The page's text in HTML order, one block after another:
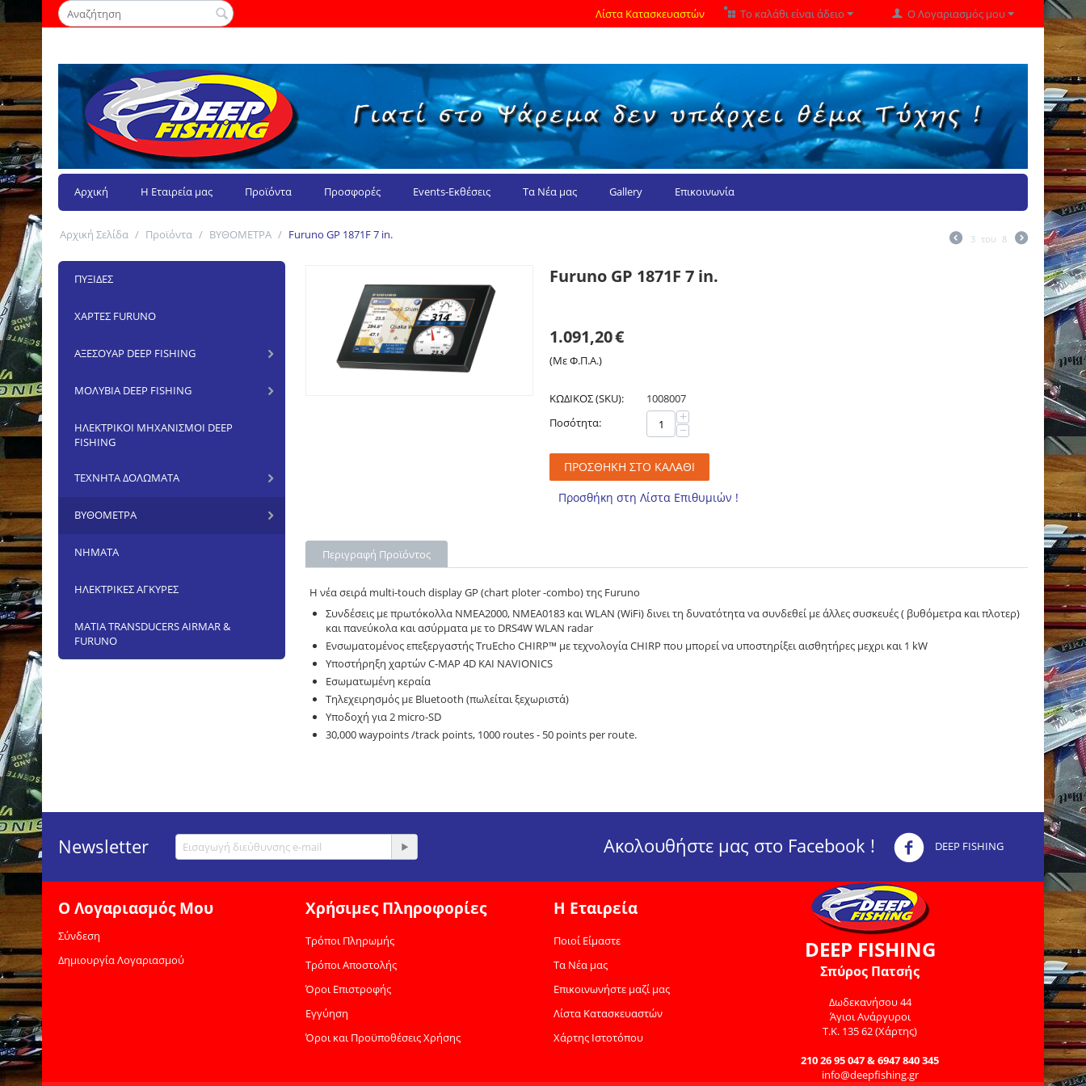
Ο Λογαριασμός μου
Το καλάθι είναι άδειο
Λίστα Κατασκευαστών
Αρχική Η Εταιρεία μας Προϊόντα Προσφορές Events-Εκθέσεις Τα Νέα μας Gallery Επικοινωνία
Αρχική Σελίδα / Προϊόντα / ΒΥΘΟΜΕΤΡΑ / Furuno GP 1871F 7 in. 3 του 8
ΠΥΞΙΔΕΣ
ΧΑΡΤΕΣ FURUNO
ΑΞΕΣΟΥΑΡ DEEP FISHING
ΜΟΛΥΒΙΑ DEEP FISHING
ΗΛΕΚΤΡΙΚΟΙ ΜΗΧΑΝΙΣΜΟΙ DEEP
FISHING
ΤΕΧΝΗΤΑ ΔΟΛΩΜΑΤΑ
ΒΥΘΟΜΕΤΡΑ
ΝΗΜΑΤΑ
ΗΛΕΚΤΡΙΚΕΣ ΑΓΚΥΡΕΣ
ΜΑΤΙΑ TRANSDUCERS AIRMAR &
FURUNO
Furuno GP 1871F 7 in.
1.091,20€
(Με Φ.Π.Α.)
ΚΩΔΙΚΟΣ (SKU):
1008007
Ποσότητα:
+
−
ΠΡΟΣΘΉΚΗ ΣΤΟ ΚΑΛΆΘΙ
Προσθήκη στη Λίστα Επιθυμιών !
Περιγραφή Προϊόντος
Η νέα σειρά multi-touch display GP (chart ploter -combo) της Furuno
Συνδέσεις με πρωτόκολλα NMEA2000, NMEA0183 και WLAN (WiFi) δινει τη δυνατότητα να συνδεθεί με άλλες συσκευές ( βυθόμετρα και πλοτερ)
και πανεύκολα και ασύρματα με το DRS4W WLAN radar
Ενσωματομένος επεξεργαστής TruEcho CHIRP™ με τεχνολογία CHIRP που μπορεί να υποστηρίξει αισθητήρες μεχρι και 1 kW
Υποστήρηξη χαρτών C-MAP 4D ΚΑΙ NAVIONICS
Εσωματωμένη κεραία
Τηλεχειρησμός με Bluetooth (πωλείται ξεχωριστά)
Υποδοχή για 2 micro-SD
30,000 waypoints /track points, 1000 routes - 50 points per route.
Newsletter Ακολουθήστε μας στο Facebook ! DEEP FISHING
Ο Λογαριασμός Μου
Σύνδεση
Δημιουργία Λογαριασμού
Χρήσιμες Πληροφορίες
Τρόποι Πληρωμής
Τρόποι Αποστολής
Όροι Επιστροφής
Εγγύηση
Όροι και Προϋποθέσεις Χρήσης
Η Εταιρεία
Ποιοί Είμαστε
Τα Νέα μας
Επικοινωνήστε μαζί μας
Λίστα Κατασκευαστών
Χάρτης Ιστοτόπου
DEEP FISHING
Σπύρος Πατσής
Δωδεκανήσου 44
Άγιοι Ανάργυροι
Τ.Κ. 135 62(Χάρτης)
210 26 95 047 & 6947 840 345
info@deepfishing.gr